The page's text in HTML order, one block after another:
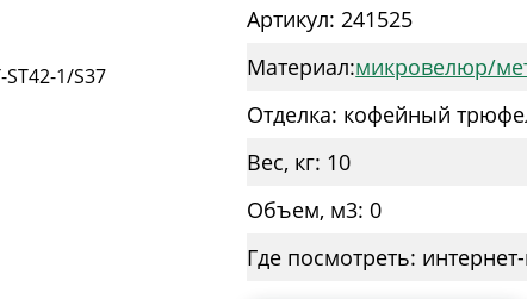
Артикул: 241525
Материал:микровелюр/
Отделка: кофейный
Вес, кг: 10
Объем, м3: 0
Где посмотреть: